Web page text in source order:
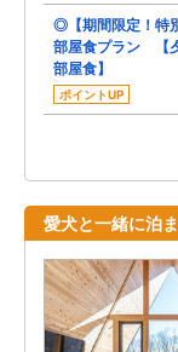
◎【期間限定！特
部屋食プラン 【
部屋食】
ポイントUP
愛犬と一緒に泊